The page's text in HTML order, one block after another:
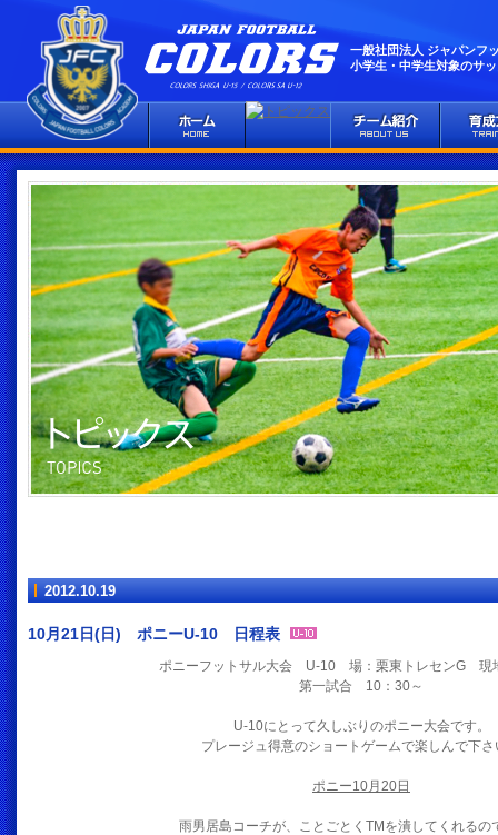
一般社団法人 ジャパンフ
小学生・中学生対象のサ
2012.10.19
10月21日(日) ポニーU-10 日程表
ポニーフットサル大会 U-10 場：栗東トレセンG 現
第一試合 10：30～
U-10にとって久しぶりのポニー大会です。
プレージュ得意のショートゲームで楽しんで下さ
ポニー10月20日
雨男居島コーチが、ことごとくTMを潰してくれるの